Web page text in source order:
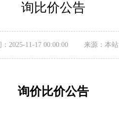
询比价公告
：2025-11-17 00:00:00 来源：本站
询价比价公告